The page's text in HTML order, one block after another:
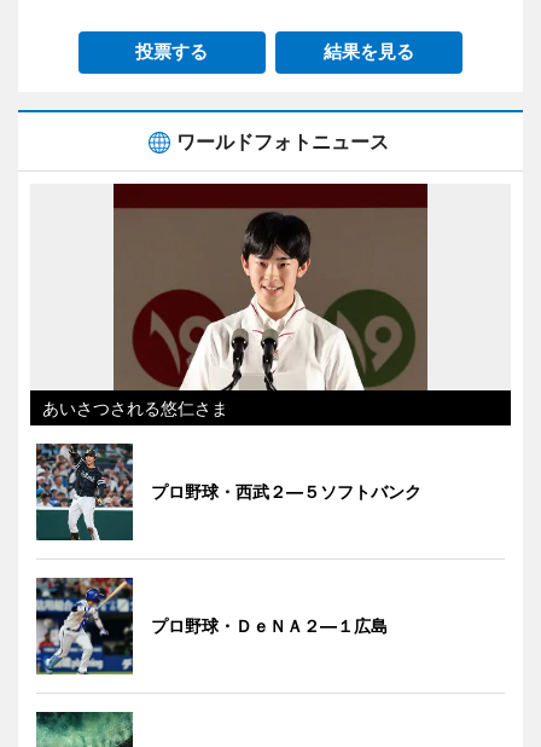
投票する 結果を見る
ワールドフォトニュース
あいさつされる悠仁さま
プロ野球・西武２―５ソフトバンク
プロ野球・ＤｅＮＡ２―１広島